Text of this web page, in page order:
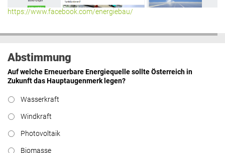
https://www.facebook.com/energiebau/
Abstimmung
Auf welche Erneuerbare Energiequelle sollte Österreich in
Zukunft das Hauptaugenmerk legen?
Wasserkraft
Windkraft
Photovoltaik
Biomasse